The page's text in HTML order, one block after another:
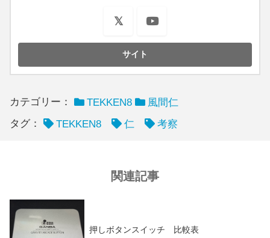
カテゴリー： TEKKEN8
風間仁
タグ：
TEKKEN8 仁 考察
関連記事
押しボタンスイッチ 比較表